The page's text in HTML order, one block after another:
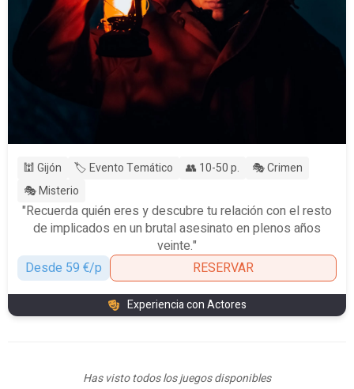
🕍 Gijón 🏷️ Evento Temático 👥 10-50 p.
🎭 Crimen
🎭 Misterio
"Recuerda quién eres y descubre tu relación con el resto
de implicados en un brutal asesinato en plenos años
veinte."
Desde 59 €/p
RESERVAR
Experiencia con Actores
Has visto todos los juegos disponibles